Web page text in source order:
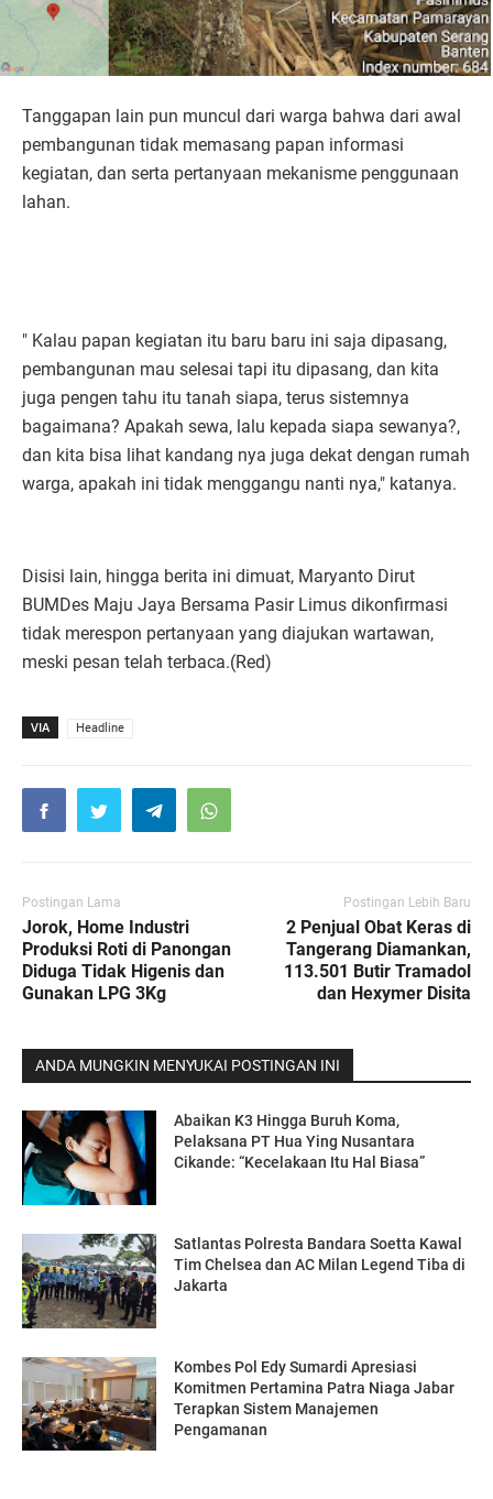
Tanggapan lain pun muncul dari warga bahwa dari awal
pembangunan tidak memasang papan informasi
kegiatan, dan serta pertanyaan mekanisme penggunaan
lahan.
" Kalau papan kegiatan itu baru baru ini saja dipasang,
pembangunan mau selesai tapi itu dipasang, dan kita
juga pengen tahu itu tanah siapa, terus sistemnya
bagaimana? Apakah sewa, lalu kepada siapa sewanya?,
dan kita bisa lihat kandang nya juga dekat dengan rumah
warga, apakah ini tidak menggangu nanti nya," katanya.
Disisi lain, hingga berita ini dimuat, Maryanto Dirut
BUMDes Maju Jaya Bersama Pasir Limus dikonfirmasi
tidak merespon pertanyaan yang diajukan wartawan,
meski pesan telah terbaca.(Red)
VIA Headline
Postingan Lama
Jorok, Home Industri
Produksi Roti di Panongan
Diduga Tidak Higenis dan
Gunakan LPG 3Kg
Postingan Lebih Baru
2 Penjual Obat Keras di
Tangerang Diamankan,
113.501 Butir Tramadol
dan Hexymer Disita
ANDA MUNGKIN MENYUKAI POSTINGAN INI
Abaikan K3 Hingga Buruh Koma,
Pelaksana PT Hua Ying Nusantara
Cikande: “Kecelakaan Itu Hal Biasa”
Satlantas Polresta Bandara Soetta Kawal
Tim Chelsea dan AC Milan Legend Tiba di
Jakarta
Kombes Pol Edy Sumardi Apresiasi
Komitmen Pertamina Patra Niaga Jabar
Terapkan Sistem Manajemen
Pengamanan